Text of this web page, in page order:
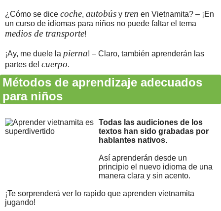
¿Cómo se dice coche, autobús y tren en Vietnamita? – ¡En
un curso de idiomas para niños no puede faltar el tema
medios de transporte!
¡Ay, me duele la pierna! – Claro, también aprenderán las
partes del cuerpo.
Métodos de aprendizaje adecuados
para niños
Todas las audiciones de los
textos han sido grabadas por
hablantes nativos.
Así aprenderán desde un
principio el nuevo idioma de una
manera clara y sin acento.
¡Te sorprenderá ver lo rapido que aprenden vietnamita
jugando!